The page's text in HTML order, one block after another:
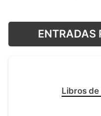
ENTRADAS
Libros de